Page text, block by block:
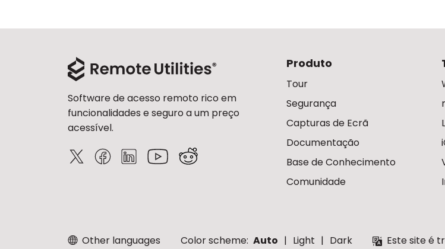
Software de acesso remoto rico em
funcionalidades e seguro a um preço
acessível.
Produto
Tour
Segurança
Capturas de Ecrã
Documentação
Base de Conhecimento
Comunidade
Other languages Color scheme: Auto Light Dark
Este site é